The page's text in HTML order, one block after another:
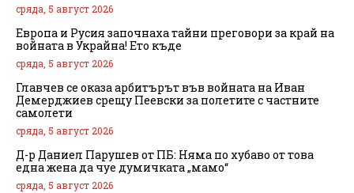
сряда, 5 август 2026
Европа и Русия започнаха тайни преговори за край на
войната в Украйна! Ето къде
сряда, 5 август 2026
Главчев се оказа арбитърът във войната на Иван
Демерджиев срещу Пеевски за полетите с частните
самолети
сряда, 5 август 2026
Д-р Даниел Парушев от ПБ: Няма по хубаво от това
една жена да чуе думичката „мамо“
сряда, 5 август 2026